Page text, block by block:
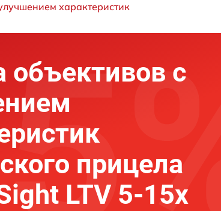
характеристик
объективов с
прицела
LTV 5-15x